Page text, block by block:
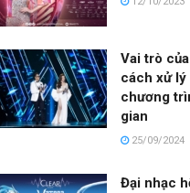
Vai trò
cách xử
chương
gian
25/09/2024
Đại nhạc